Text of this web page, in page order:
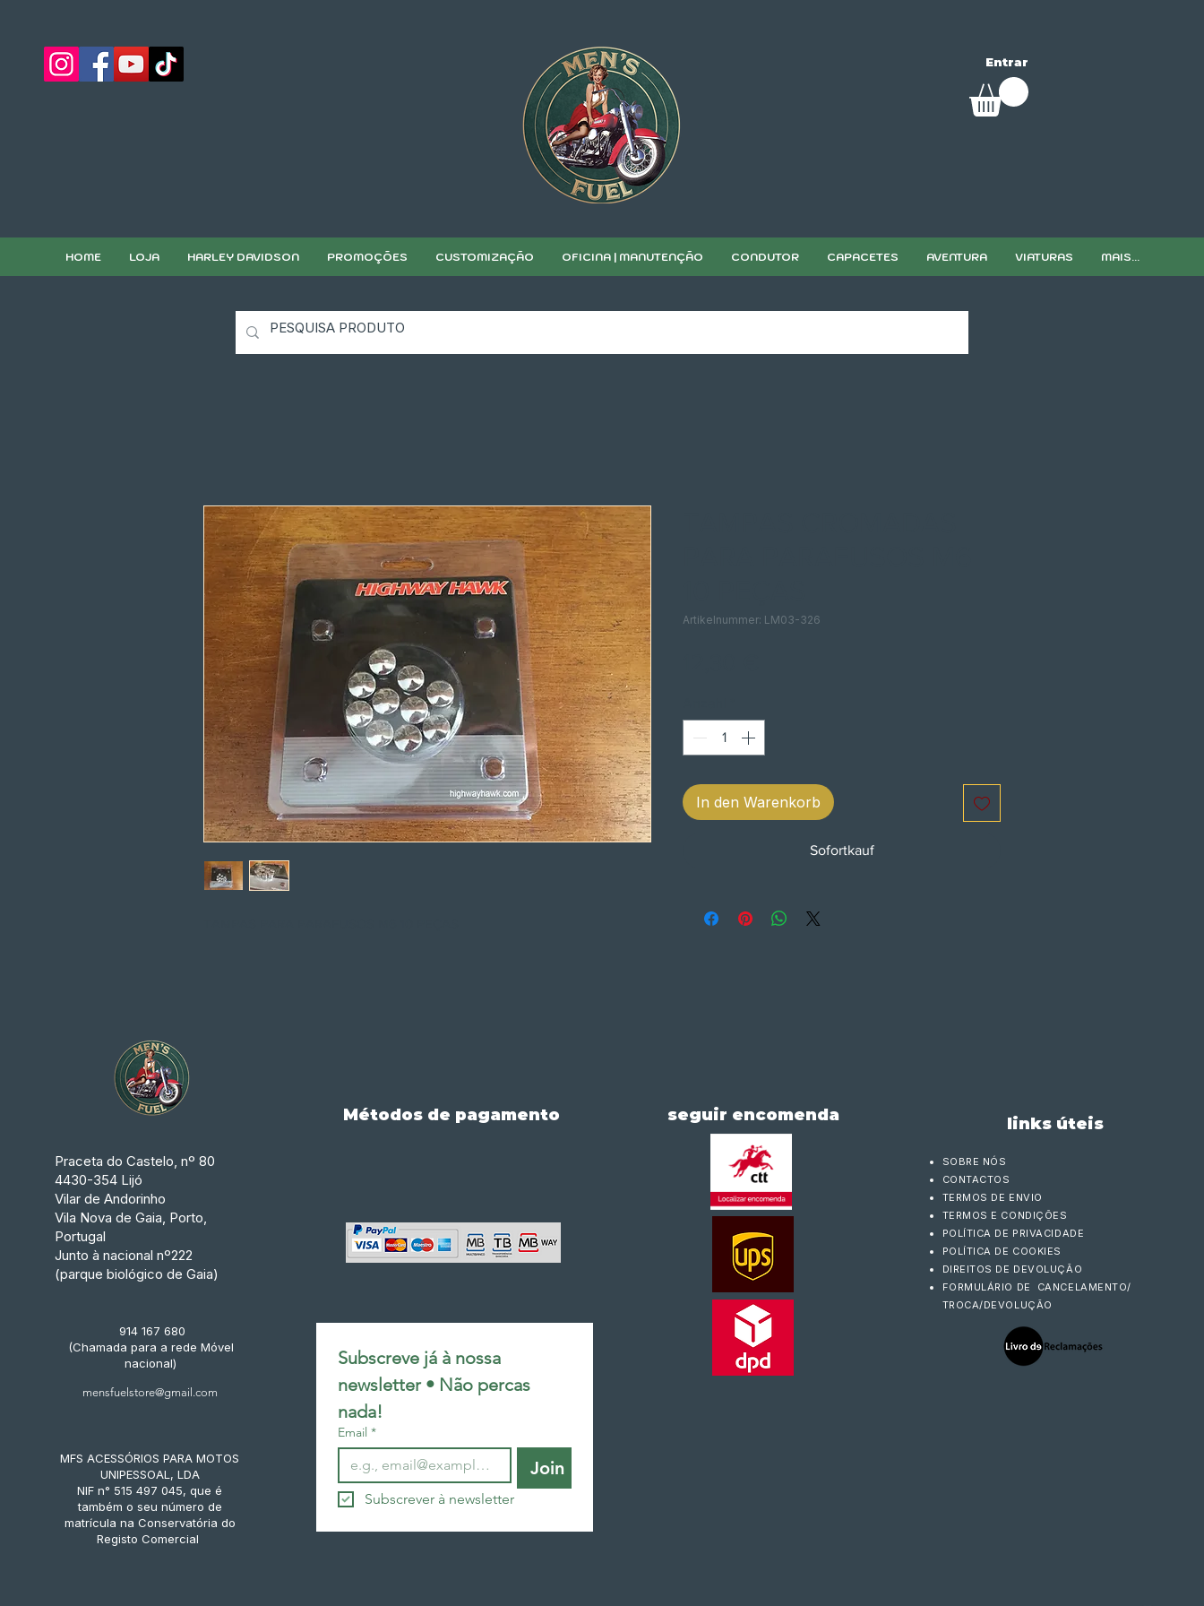
Entrar
HOME LOJA HARLEY DAVIDSON PROMOÇÕES CUSTOMIZAÇÃO OFICINA | MANUTENÇÃO CONDUTOR CAPACETES AVENTURA VIATURAS MAIS...
Artikelnummer: LM03-326
In den Warenkorb
Sofortkauf
Praceta do Castelo, nº 80
4430-354 Lijó
Vilar de Andorinho
Vila Nova de Gaia, Porto,
Portugal
Junto à nacional nº222
(parque biológico de Gaia)
914 167 680
(Chamada para a rede Móvel
nacional)
mensfuelstore@gmail.com
MFS ACESSÓRIOS PARA MOTOS
UNIPESSOAL, LDA
NIF n° 515 497 045, que é
também o seu número de
matrícula na Conservatória do
Registo Comercial
Métodos de pagamento
Subscreve já à nossa
newsletter • Não percas
nada!
Email *
Join
Subscrever à newsletter
seguir encomenda links úteis
SOBRE NÓS
CONTACTOS
TERMOS DE ENVIO
TERMOS E CONDIÇÕES
POLÍTICA DE PRIVACIDADE
POLÍTICA DE COOKIES
DIREITOS DE DEVOLUÇÃO
FORMULÁRIO DE CANCELAMENTO/
TROCA/DEVOLUÇÃO